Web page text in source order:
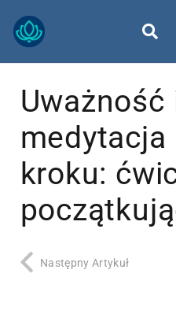
Uważność
medytacja
kroku:
Następny Artykuł